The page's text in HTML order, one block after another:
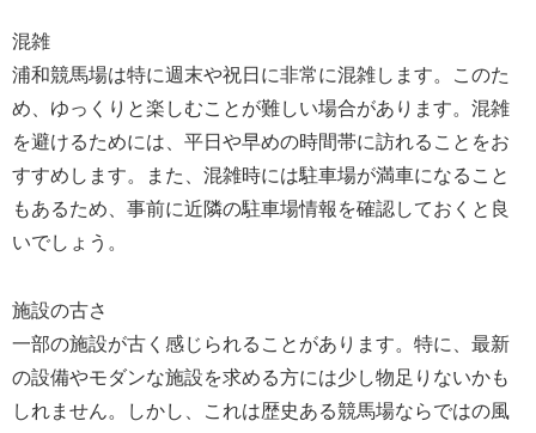
混雑
浦和競馬場は特に週末や祝日に非常に混雑します。このた
め、ゆっくりと楽しむことが難しい場合があります。混雑
を避けるためには、平日や早めの時間帯に訪れることをお
すすめします。また、混雑時には駐車場が満車になること
もあるため、事前に近隣の駐車場情報を確認しておくと良
いでしょう。
施設の古さ
一部の施設が古く感じられることがあります。特に、最新
の設備やモダンな施設を求める方には少し物足りないかも
しれません。しかし、これは歴史ある競馬場ならではの風